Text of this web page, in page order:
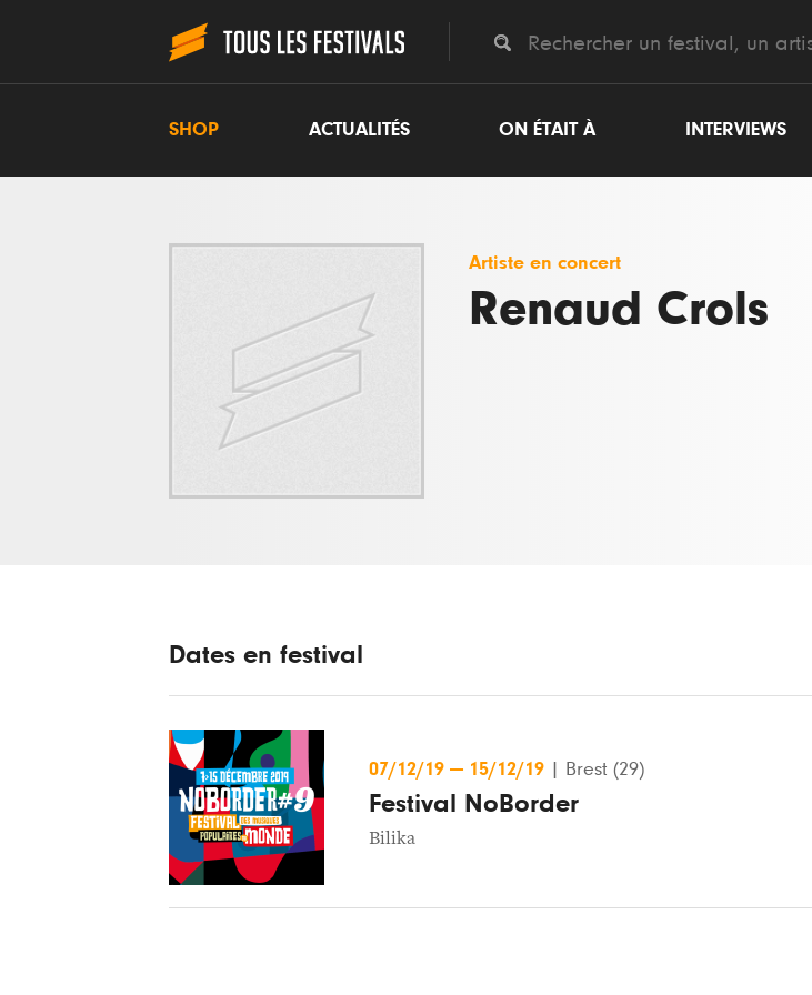
SHOP ACTUALITÉS ON ÉTAIT À INTERVIEWS
Artiste en concert
Renaud Crols
Dates en festival
07/12/19 — 15/12/19 Brest (29)
Festival NoBorder
Bilika